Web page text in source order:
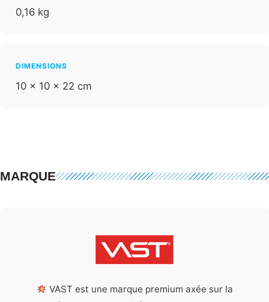
0,16 kg
DIMENSIONS
10 × 10 × 22 cm
MARQUE
VAST est une marque premium axée sur la